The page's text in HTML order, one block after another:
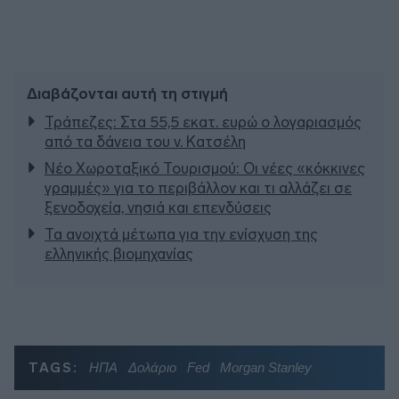
Διαβάζονται αυτή τη στιγμή
Τράπεζες: Στα 55,5 εκατ. ευρώ ο λογαριασμός
από τα δάνεια του ν. Κατσέλη
Νέο Χωροταξικό Τουρισμού: Οι νέες «κόκκινες
γραμμές» για το περιβάλλον και τι αλλάζει σε
ξενοδοχεία, νησιά και επενδύσεις
Τα ανοιχτά μέτωπα για την ενίσχυση της
ελληνικής βιομηχανίας
TAGS: ΗΠΑ Δολάριο Fed Morgan Stanley